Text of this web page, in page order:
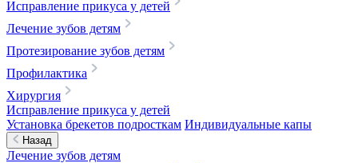
Исправление прикуса у детей
Лечение зубов детям
Протезирование зубов детям
Профилактика
Хирургия
Исправление прикуса у детей
Установка брекетов подросткам Индивидуальные капы
Назад
Лечение зубов детям